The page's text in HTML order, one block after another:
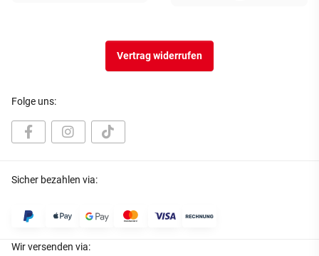
Vertrag widerrufen
Folge uns:
Sicher bezahlen via:
Wir versenden via: